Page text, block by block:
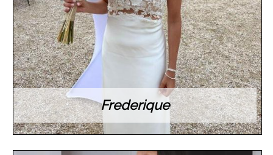
Frederique